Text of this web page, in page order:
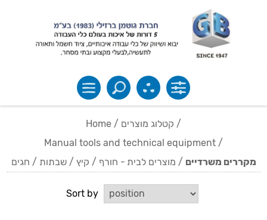
Home / קטלוג מוצרים /
Manual tools and technical equipment /
מוצרים לבית - חורף / קיץ / שבתות / חגים / מקררים משרדיים
Sort by